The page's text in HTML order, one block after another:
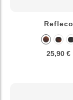
Refleco
25,90 €